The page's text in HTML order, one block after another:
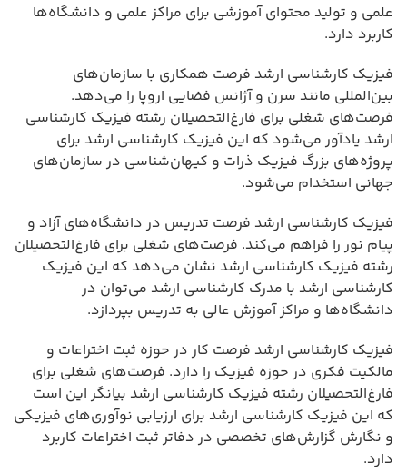
علمی و تولید محتوای آموزشی برای مراکز علمی و دانشگاه‌ها
کاربرد دارد.
فیزیک کارشناسی ارشد فرصت همکاری با سازمان‌های
بین‌المللی مانند سرن و آژانس فضایی اروپا را می‌دهد.
فرصت‌های شغلی برای فارغ‌التحصیلان رشته فیزیک کارشناسی
ارشد یادآور می‌شود که این فیزیک کارشناسی ارشد برای
پروژه‌های بزرگ فیزیک ذرات و کیهان‌شناسی در سازمان‌های
جهانی استخدام می‌شود.
فیزیک کارشناسی ارشد فرصت تدریس در دانشگاه‌های آزاد و
پیام نور را فراهم می‌کند. فرصت‌های شغلی برای فارغ‌التحصیلان
رشته فیزیک کارشناسی ارشد نشان می‌دهد که این فیزیک
کارشناسی ارشد با مدرک کارشناسی ارشد می‌توان در
دانشگاه‌ها و مراکز آموزش عالی به تدریس بپردازد.
فیزیک کارشناسی ارشد فرصت کار در حوزه ثبت اختراعات و
مالکیت فکری در حوزه فیزیک را دارد. فرصت‌های شغلی برای
فارغ‌التحصیلان رشته فیزیک کارشناسی ارشد بیانگر این است
که این فیزیک کارشناسی ارشد برای ارزیابی نوآوری‌های فیزیکی
و نگارش گزارش‌های تخصصی در دفاتر ثبت اختراعات کاربرد
دارد.